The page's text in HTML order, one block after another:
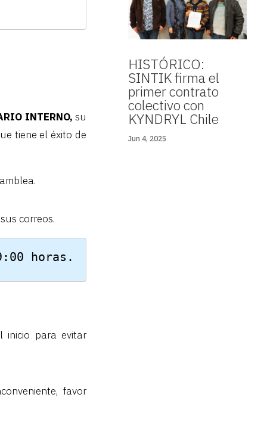
INTERNO, su
tiene el éxito de
correos.
horas.
inicio para evitar
favor
HISTÓRICO:
SINTIK firma el
primer contrato
colectivo con
KYNDRYL Chile
Jun 4, 2025